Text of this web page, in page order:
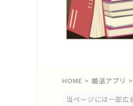
HOME > 婚活アプリ >
当ページには一部広